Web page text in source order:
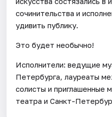
сочинительства и
удивить публику.
Это будет необычно!
Исполнители: ведущие
Петербурга, лауреаты
солисты и приглашенные
театра и Санкт-